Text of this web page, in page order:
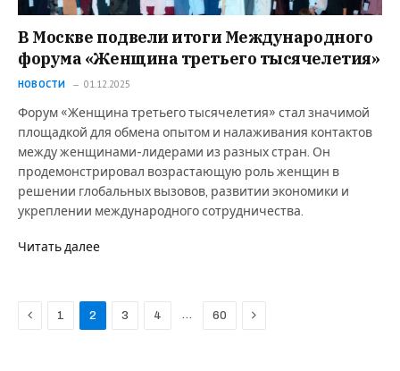
В Москве подвели итоги Международного
форума «Женщина третьего тысячелетия»
НОВОСТИ 01.12.2025
Форум «Женщина третьего тысячелетия» стал значимой
площадкой для обмена опытом и налаживания контактов
между женщинами-лидерами из разных стран. Он
продемонстрировал возрастающую роль женщин в
решении глобальных вызовов, развитии экономики и
укреплении международного сотрудничества.
Читать далее
Previous
1 2 3 4 60 Next